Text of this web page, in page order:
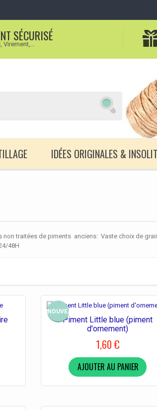
SÉCURISÉ
Virement,...
IDÉES ORIGINALES &
non traitées de piments anciens: Vaste choix de
48H
NOUVEAU
Piment Little blue (piment
d'ornement)
1,60 €
AJOUTER AU PANIER